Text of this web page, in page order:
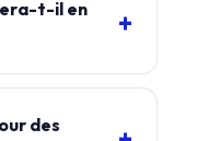
t-il en
des